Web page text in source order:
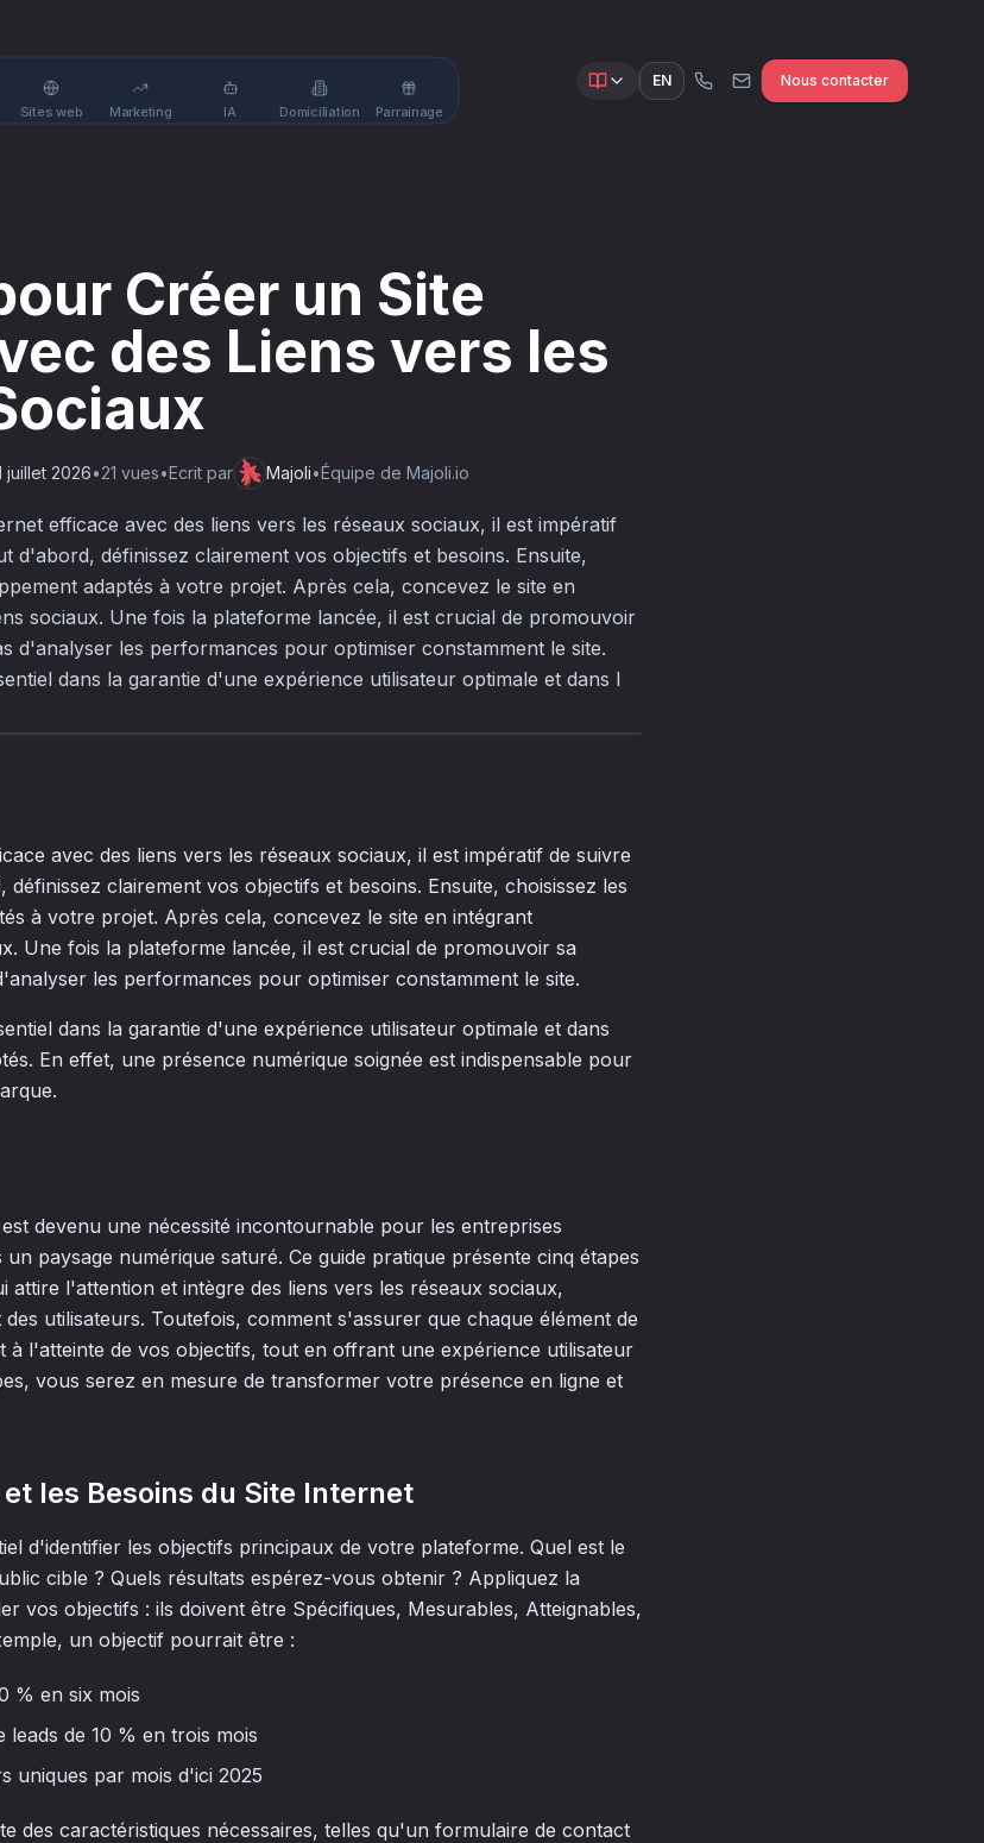
Sites web Marketing IA Domiciliation Parrainage
EN Nous contacter
Créer un Site
des Liens vers les
juillet 2026•21 vues•Ecrit par Majoli•Équipe de Majoli.io
efficace avec des liens vers les réseaux sociaux, il est impératif
d'abord, définissez clairement vos objectifs et besoins. Ensuite,
adaptés à votre projet. Après cela, concevez le site en
sociaux. Une fois la plateforme lancée, il est crucial de promouvoir
d'analyser les performances pour optimiser constamment le site.
dans la garantie d'une expérience utilisateur optimale et dans l
avec des liens vers les réseaux sociaux, il est impératif de suivre
clairement vos objectifs et besoins. Ensuite, choisissez les
à votre projet. Après cela, concevez le site en intégrant
Une fois la plateforme lancée, il est crucial de promouvoir sa
les performances pour optimiser constamment le site.
dans la garantie d'une expérience utilisateur optimale et dans
En effet, une présence numérique soignée est indispensable pour
devenu une nécessité incontournable pour les entreprises
paysage numérique saturé. Ce guide pratique présente cinq étapes
l'attention et intègre des liens vers les réseaux sociaux,
des utilisateurs. Toutefois, comment s'assurer que chaque élément de
à l'atteinte de vos objectifs, tout en offrant une expérience utilisateur
vous serez en mesure de transformer votre présence en ligne et
les Besoins du Site Internet
d'identifier les objectifs principaux de votre plateforme. Quel est le
cible ? Quels résultats espérez-vous obtenir ? Appliquez la
vos objectifs : ils doivent être Spécifiques, Mesurables, Atteignables,
un objectif pourrait être :
% en six mois
de 10 % en trois mois
uniques par mois d'ici 2025
des caractéristiques nécessaires, telles qu'un formulaire de contact